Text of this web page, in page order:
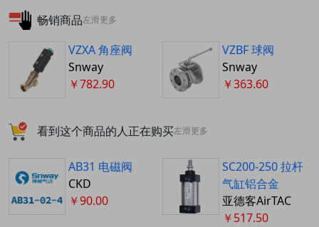
畅销商品左滑更多
VZXA 角座阀
Snway
￥782.90
VZBF 球阀
Snway
￥363.60
看到这个商品的人正在购买左滑更多
AB31 电磁阀
CKD
￥90.00
SC200-250 拉杆
气缸铝合金
亚德客AirTAC
￥517.50